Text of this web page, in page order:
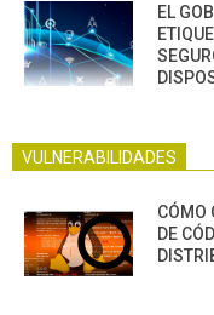
EL
VULNERABILIDADES
CÓMO
DE